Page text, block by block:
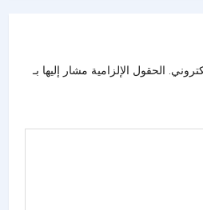
الحقول الإلزامية مشار إليها بـ